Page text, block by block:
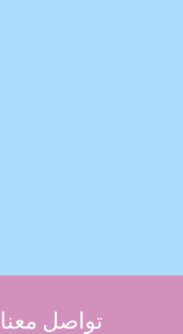
تواصل معنا